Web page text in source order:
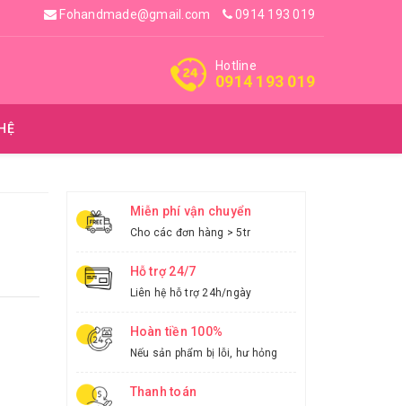
Fohandmade@gmail.com 0914 193 019
Hotline
0914 193 019
Miễn phí vận chuyển
Cho các đơn hàng > 5tr
Hỗ trợ 24/7
Liên hệ hỗ trợ 24h/ngày
Hoàn tiền 100%
Nếu sản phẩm bị lỗi, hư hỏng
Thanh toán